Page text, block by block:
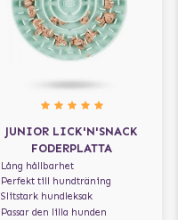
JUNIOR LICK'N'SNACK
FODERPLATTA
Lång hållbarhet
Perfekt till hundträning
Slitstark hundleksak
Passar den lilla hunden